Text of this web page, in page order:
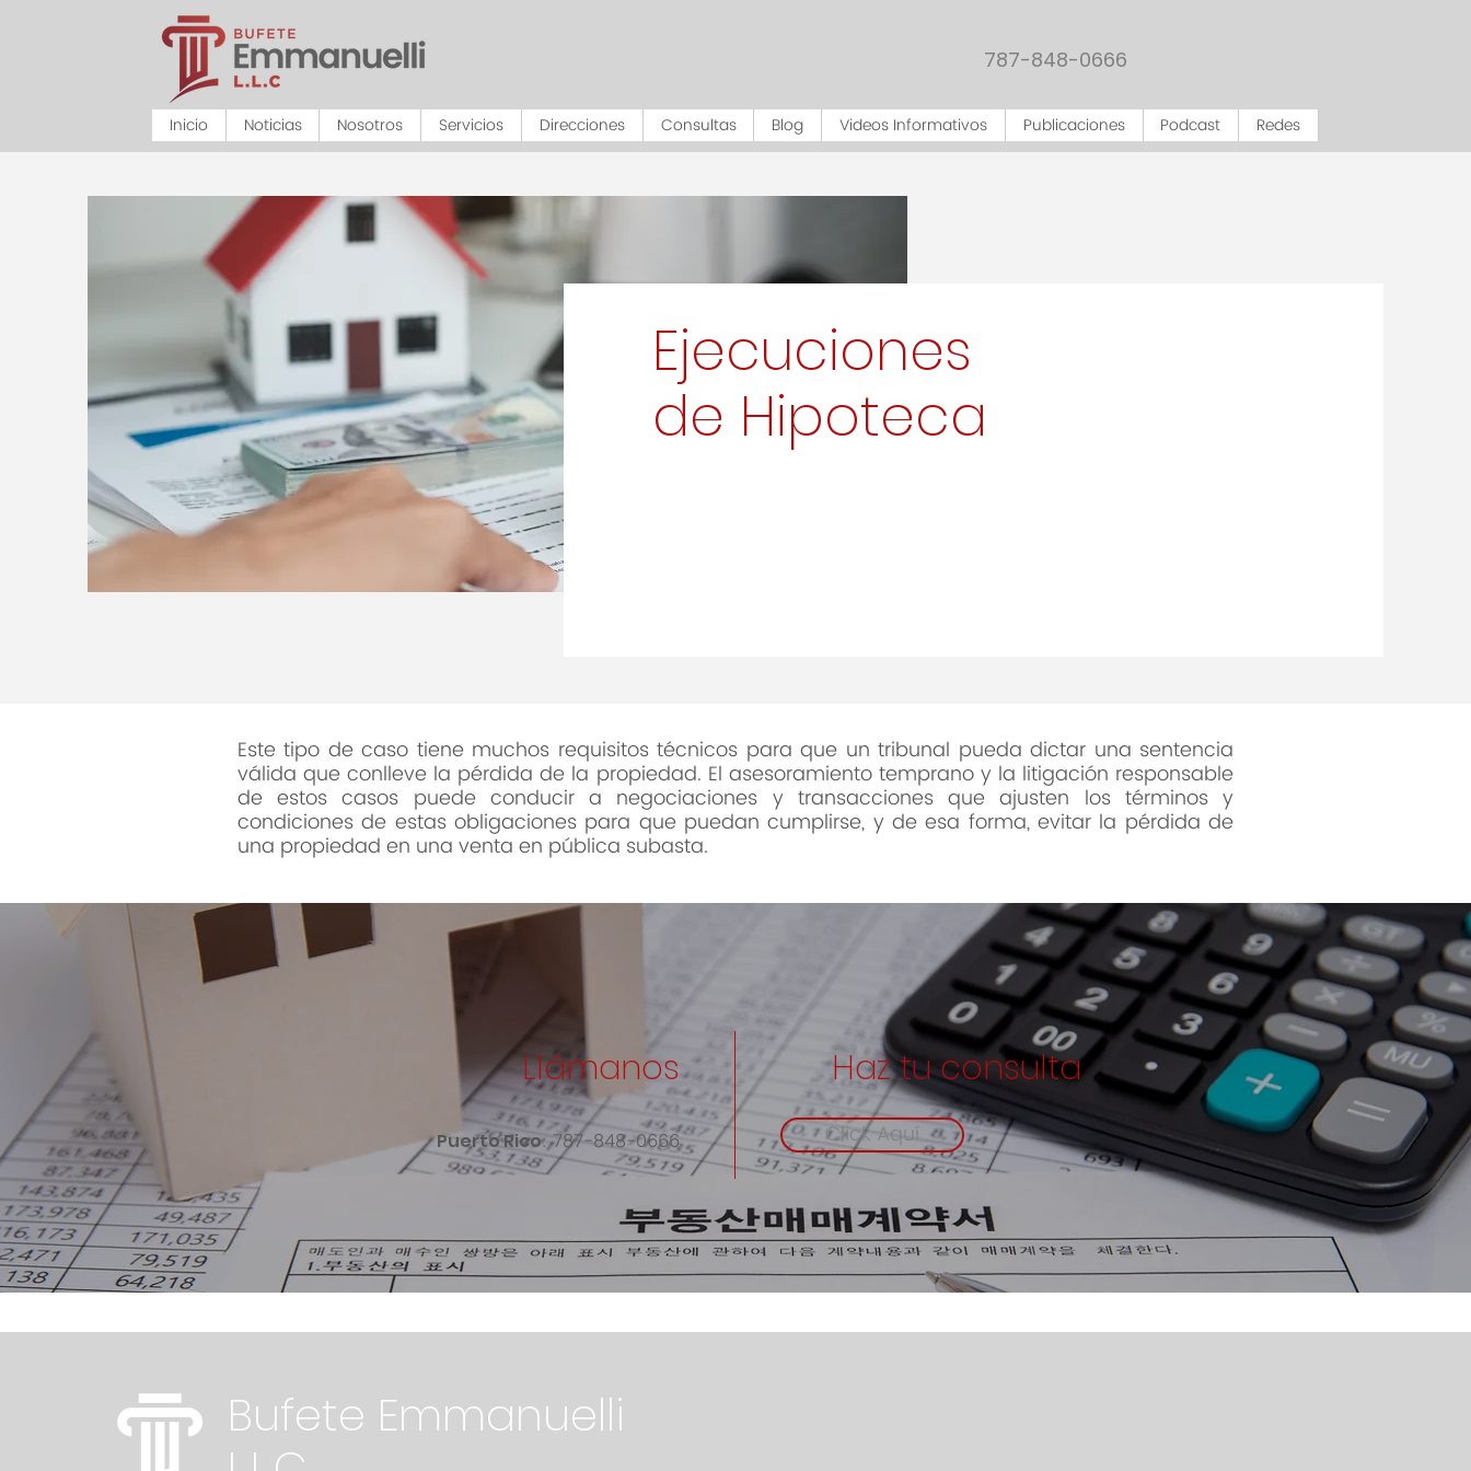
787-848-0666
Inicio Noticias Nosotros Servicios Direcciones Consultas Blog Videos Informativos Publicaciones Podcast Redes
Ejecuciones
de Hipoteca
Este tipo de caso tiene muchos requisitos técnicos para que un tribunal pueda dictar una sentencia
válida que conlleve la pérdida de la propiedad. El asesoramiento temprano y la litigación responsable
de estos casos puede conducir a negociaciones y transacciones que ajusten los términos y
condiciones de estas obligaciones para que puedan cumplirse, y de esa forma, evitar la pérdida de
una propiedad en una venta en pública subasta.
Llámanos
Puerto Rico: 787-848-0666
Haz tu consulta
Click Aquí
Bufete Emmanuelli